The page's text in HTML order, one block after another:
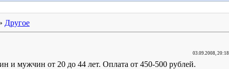
Другое
03.09.2008, 20:18
и мужчин от 20 до 44 лет. Оплата от 450-500 рублей.